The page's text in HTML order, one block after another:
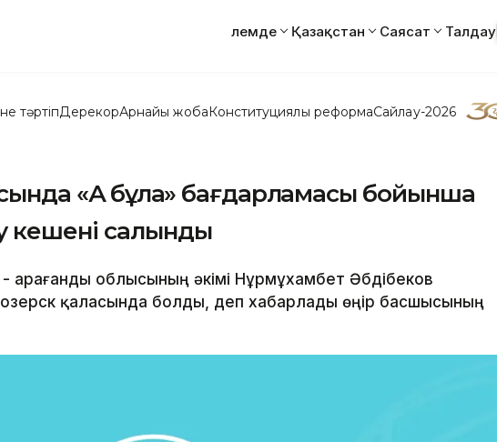
Әлемде Қазақстан Саясат Талдау
тәртіпДерекқорАрнайы жобаКонституциялық реформаСайлау-2026
«Ақ бұлақ» бағдарламасы бойынша
кешені салынды
Қарағанды облысының әкімі Нұрмұхамбет Әбдібеков
қаласында болды, деп хабарлады өңір басшысының